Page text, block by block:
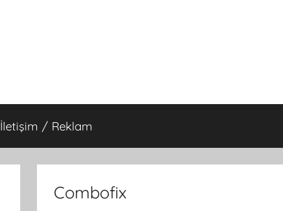
İletişim / Reklam
Combofix